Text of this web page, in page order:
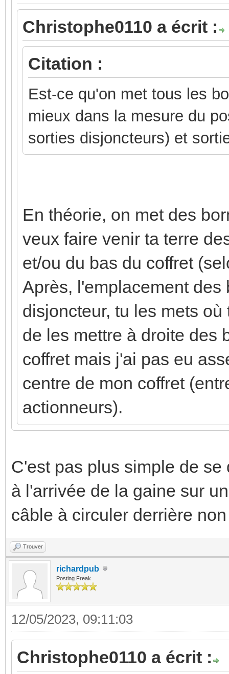
Christophe0110 a écrit :
Citation :
Est-ce qu'on met tous les
mieux dans la mesure du
sorties disjoncteurs) et
En théorie, on met des
veux faire venir ta terre
et/ou du bas du coffret
Après, l'emplacement
disjoncteur, tu les mets
de les mettre à droite des
coffret mais j'ai pas eu
centre de mon coffret
actionneurs).
C'est pas plus simple de
à l'arrivée de la gaine sur
câble à circuler derrière
Trouver
richardpub
Posting Freak
12/05/2023, 09:11:03
Christophe0110 a écrit :